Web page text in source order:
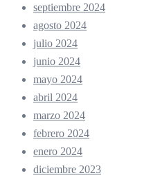
septiembre 2024
agosto 2024
julio 2024
junio 2024
mayo 2024
abril 2024
marzo 2024
febrero 2024
enero 2024
diciembre 2023